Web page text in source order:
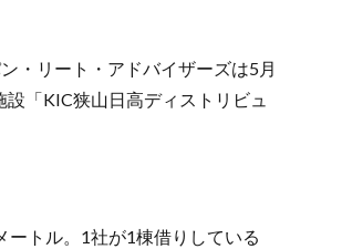
・リート・アドバイザーズは5月
「KIC狭山日高ディストリビュ
トル。1社が1棟借りしている